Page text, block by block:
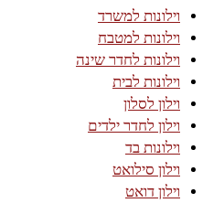
וילונות למשרד
וילונות למטבח
וילונות לחדר שינה
וילונות לבית
וילון לסלון
וילון לחדר ילדים
וילונות בד
וילון סילואט
וילון דואט